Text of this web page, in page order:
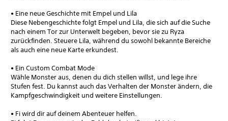
• Eine neue Geschichte mit Empel und Lila
Diese Nebengeschichte folgt Empel und Lila, die sich auf die Suche
nach einem Tor zur Unterwelt begeben, bevor sie zu Ryza
zurückfinden. Steuere Lila, während du sowohl bekannte Bereiche
als auch eine neue Karte erkundest.
• Ein Custom Combat Mode
Wähle Monster aus, denen du dich stellen willst, und lege ihre
Stufen fest. Du kannst auch das Verhalten der Monster ändern, die
Kampfgeschwindigkeit und weitere Einstellungen.
• Fi wird dir auf deinem Abenteuer helfen.